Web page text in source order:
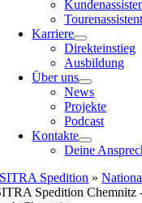
Karriere
Direkteinstieg
Ausbildung
Über uns
News
Projekte
Podcast
Kontakte
Deine
SITRA Spedition »
Spedition Chemnitz